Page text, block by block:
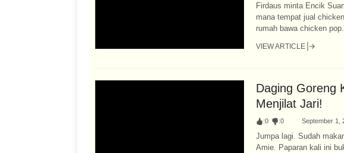
Firdaus minta Encik
mana tempat jual
rumah bawa chicken
VIEW ARTICLE
Daging Goreng
Menjilat Jari!
:0 :0 September 1,
Jumpa lagi. Sudah
Amie. Paparan kali ini